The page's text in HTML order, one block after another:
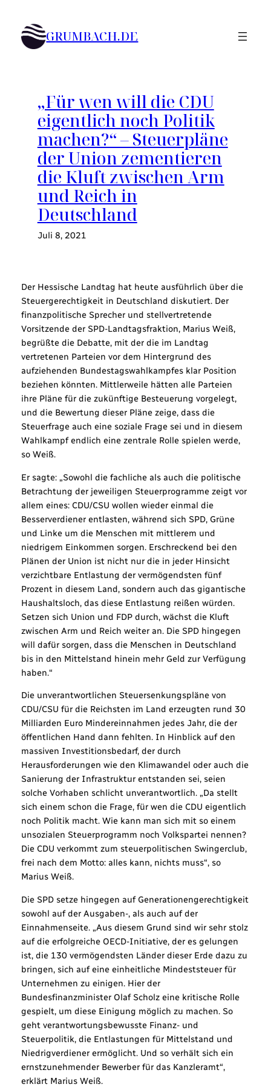
Inhalt
springen GRUMBACH.DE
„Für wen will die CDU
eigentlich noch Politik
machen?“ – Steuerpläne
der Union zementieren
die Kluft zwischen Arm
und Reich in
Deutschland
Juli 8, 2021
Der Hessische Landtag hat heute ausführlich über die
Steuergerechtigkeit in Deutschland diskutiert. Der
finanzpolitische Sprecher und stellvertretende
Vorsitzende der SPD-Landtagsfraktion, Marius Weiß,
begrüßte die Debatte, mit der die im Landtag
vertretenen Parteien vor dem Hintergrund des
aufziehenden Bundestagswahlkampfes klar Position
beziehen könnten. Mittlerweile hätten alle Parteien
ihre Pläne für die zukünftige Besteuerung vorgelegt,
und die Bewertung dieser Pläne zeige, dass die
Steuerfrage auch eine soziale Frage sei und in diesem
Wahlkampf endlich eine zentrale Rolle spielen werde,
so Weiß.
Er sagte: „Sowohl die fachliche als auch die politische
Betrachtung der jeweiligen Steuerprogramme zeigt vor
allem eines: CDU/CSU wollen wieder einmal die
Besserverdiener entlasten, während sich SPD, Grüne
und Linke um die Menschen mit mittlerem und
niedrigem Einkommen sorgen. Erschreckend bei den
Plänen der Union ist nicht nur die in jeder Hinsicht
verzichtbare Entlastung der vermögendsten fünf
Prozent in diesem Land, sondern auch das gigantische
Haushaltsloch, das diese Entlastung reißen würden.
Setzen sich Union und FDP durch, wächst die Kluft
zwischen Arm und Reich weiter an. Die SPD hingegen
will dafür sorgen, dass die Menschen in Deutschland
bis in den Mittelstand hinein mehr Geld zur Verfügung
haben.“
Die unverantwortlichen Steuersenkungspläne von
CDU/CSU für die Reichsten im Land erzeugten rund 30
Milliarden Euro Mindereinnahmen jedes Jahr, die der
öffentlichen Hand dann fehlten. In Hinblick auf den
massiven Investitionsbedarf, der durch
Herausforderungen wie den Klimawandel oder auch die
Sanierung der Infrastruktur entstanden sei, seien
solche Vorhaben schlicht unverantwortlich. „Da stellt
sich einem schon die Frage, für wen die CDU eigentlich
noch Politik macht. Wie kann man sich mit so einem
unsozialen Steuerprogramm noch Volkspartei nennen?
Die CDU verkommt zum steuerpolitischen Swingerclub,
frei nach dem Motto: alles kann, nichts muss“, so
Marius Weiß.
Die SPD setze hingegen auf Generationengerechtigkeit
sowohl auf der Ausgaben-, als auch auf der
Einnahmenseite. „Aus diesem Grund sind wir sehr stolz
auf die erfolgreiche OECD-Initiative, der es gelungen
ist, die 130 vermögendsten Länder dieser Erde dazu zu
bringen, sich auf eine einheitliche Mindeststeuer für
Unternehmen zu einigen. Hier der
Bundesfinanzminister Olaf Scholz eine kritische Rolle
gespielt, um diese Einigung möglich zu machen. So
geht verantwortungsbewusste Finanz- und
Steuerpolitik, die Entlastungen für Mittelstand und
Niedrigverdiener ermöglicht. Und so verhält sich ein
ernstzunehmender Bewerber für das Kanzleramt“,
erklärt Marius Weiß.